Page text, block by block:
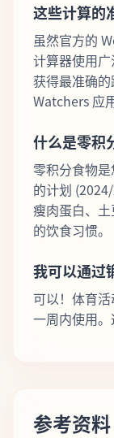
这些计算的
虽然官方的
计算器使用
获得最准确
Watchers 应
什么是零积
零积分食物
的计划
瘦肉蛋白、
的饮食习惯。
我可以通过
可以！体育
一周内使用。
参考资料